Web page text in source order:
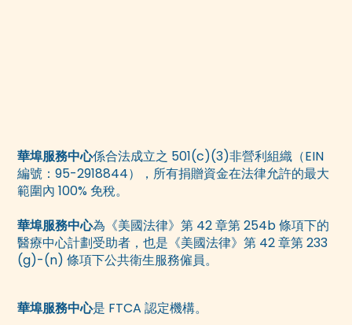
華埠服務中心係合法成立之 501(c)(3)非營利組織（EIN
編號：95-2918844），所有捐贈資金在法律允許的最大
範圍內 100% 免稅。
華埠服務中心為《美國法律》第 42 章第 254b 條項下的
醫療中心計劃受助者，也是《美國法律》第 42 章第 233
(g)-(n) 條項下公共衛生服務僱員。
華埠服務中心是 FTCA 認定機構。